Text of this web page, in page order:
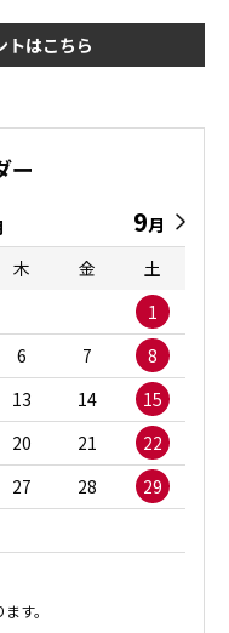
トはこちら
ー
9月
木 金
土
1
6 7
8
13 14
15
20 21
22
27 28
29
す。